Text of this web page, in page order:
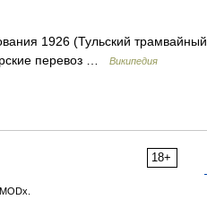
1926 (Тульский трамвайный
перевоз …
Википедия
18+